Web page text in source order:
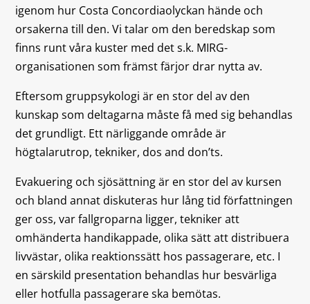
igenom hur Costa Concordiaolyckan hände och
orsakerna till den. Vi talar om den beredskap som
finns runt våra kuster med det s.k. MIRG-
organisationen som främst färjor drar nytta av.
Eftersom gruppsykologi är en stor del av den
kunskap som deltagarna måste få med sig behandlas
det grundligt. Ett närliggande område är
högtalarutrop, tekniker, dos and don’ts.
Evakuering och sjösättning är en stor del av kursen
och bland annat diskuteras hur lång tid författningen
ger oss, var fallgroparna ligger, tekniker att
omhänderta handikappade, olika sätt att distribuera
livvästar, olika reaktionssätt hos passagerare, etc. I
en särskild presentation behandlas hur besvärliga
eller hotfulla passagerare ska bemötas.